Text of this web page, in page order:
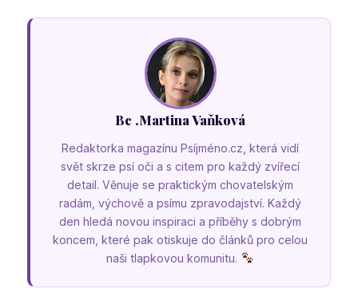
Bc .Martina Vaňková
Redaktorka magazínu Psíjméno.cz, která vidí
svět skrze psí oči a s citem pro každý zvířecí
detail. Věnuje se praktickým chovatelským
radám, výchově a psímu zpravodajství. Každý
den hledá novou inspiraci a příběhy s dobrým
koncem, které pak otiskuje do článků pro celou
naši tlapkovou komunitu.